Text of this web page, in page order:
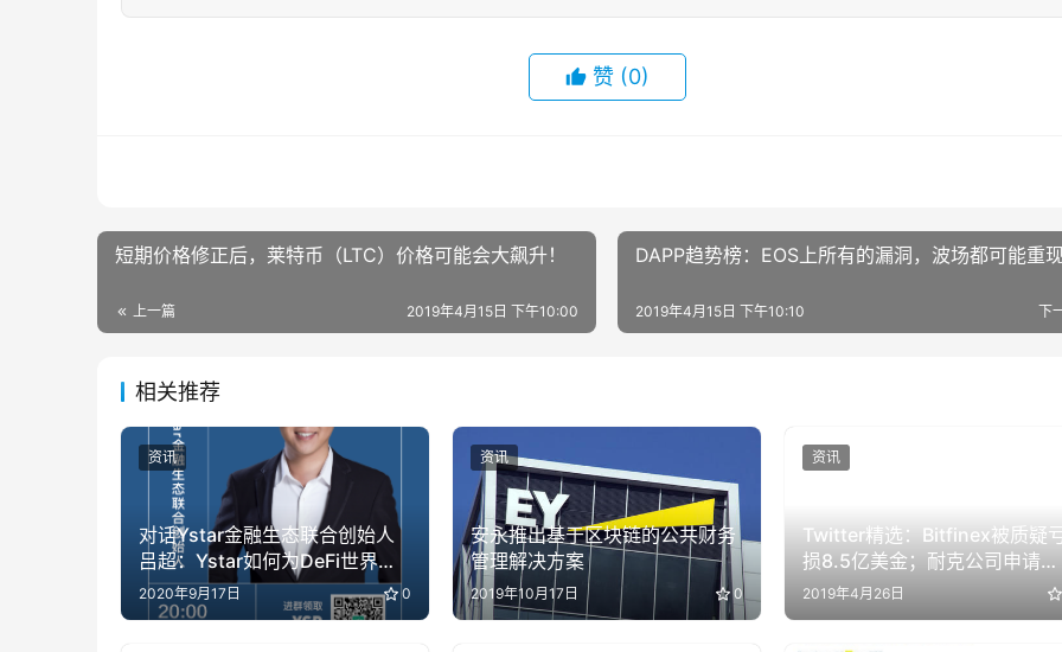
赞 (0)
短期价格修正后，莱特币（LTC）价格可能会大飙升！
上一篇 2019年4月15日 下午10:00
DAPP趋势榜：EOS上所有的漏洞，波场都可能重
下
2019年4月15日 下午10:10
相关推荐
对话Ystar金融生态联合创始人
吕超：Ystar如何为DeFi世界打
开流量入口？
2020年9月17日 0
资讯
安永推出基于区块链的公共财务
管理解决方案
2019年10月17日 0
资讯
Twitter精选：Bitfinex被质疑
损8.5亿美金；耐克公司申请加
密商标
2019年4月26日
资讯